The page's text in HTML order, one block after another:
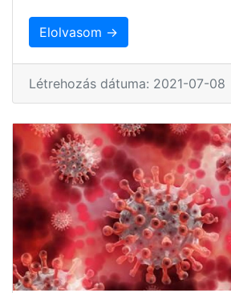
Elolvasom →
Létrehozás dátuma: 2021-07-08